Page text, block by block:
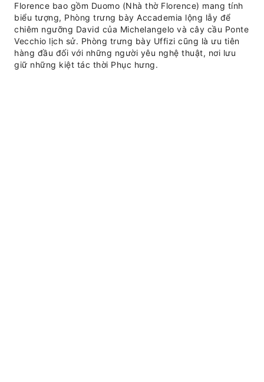
Florence bao gồm Duomo (Nhà thờ Florence) mang tính
biểu tượng, Phòng trưng bày Accademia lộng lẫy để
chiêm ngưỡng David của Michelangelo và cây cầu Ponte
Vecchio lịch sử. Phòng trưng bày Uffizi cũng là ưu tiên
hàng đầu đối với những người yêu nghệ thuật, nơi lưu
giữ những kiệt tác thời Phục hưng.